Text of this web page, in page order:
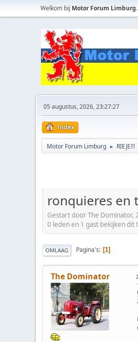
Welkom bij Motor Forum Limburg.
05 augustus, 2026, 23:27:27
Index
Motor Forum Limburg ► RIEJE!!!
ronquieres en
Gestart door The Dominator,
0 leden en 1 gast bekijken dit
OMLAAG Pagina's 1
The Dominator